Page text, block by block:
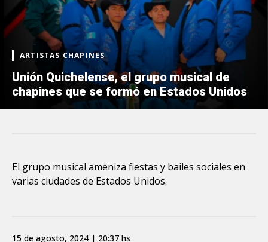
ARTISTAS CHAPINES
Unión Quichelense, el grupo musical de
chapines que se formó en Estados Unidos
El grupo musical ameniza fiestas y bailes sociales en
varias ciudades de Estados Unidos.
15 de agosto, 2024 | 20:37 hs